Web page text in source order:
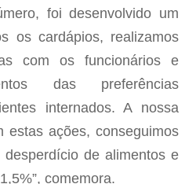
foi desenvolvido um
os cardápios, realizamos
com os funcionários e
das preferências
internados. A nossa
estas ações, conseguimos
de alimentos e
comemora.